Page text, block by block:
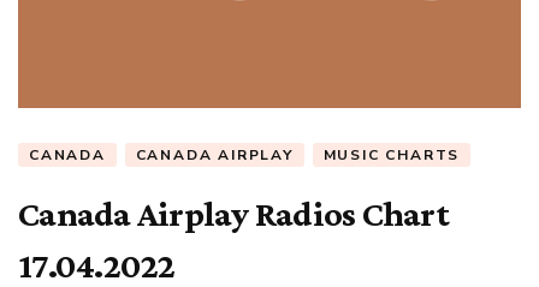
CANADA CANADA AIRPLAY MUSIC CHARTS
Canada Airplay Radios Chart
17.04.2022